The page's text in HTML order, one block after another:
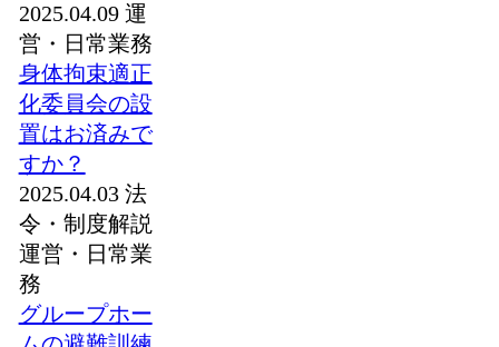
2025.04.09 運
営・日常業務
身体拘束適正
化委員会の設
置はお済みで
すか？
2025.04.03 法
令・制度解説
運営・日常業
務
グループホー